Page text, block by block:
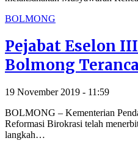
BOLMONG
Pejabat Eselon
Bolmong
19 November 2019 - 11:59
BOLMONG – Kementerian
Reformasi Birokrasi telah
langkah…